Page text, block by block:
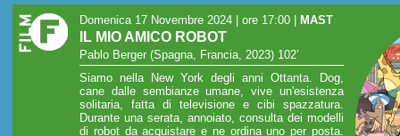
Domenica 17 Novembre 2024 | ore 17:00 | MAST
IL MIO AMICO ROBOT
Pablo Berger (Spagna, Francia, 2023) 102’
Siamo nella New York degli anni Ottanta. Dog,
cane dalle sembianze umane, vive un'esistenza
solitaria, fatta di televisione e cibi spazzatura.
Durante una serata, annoiato, consulta dei modelli
di robot da acquistare e ne ordina uno per posta.